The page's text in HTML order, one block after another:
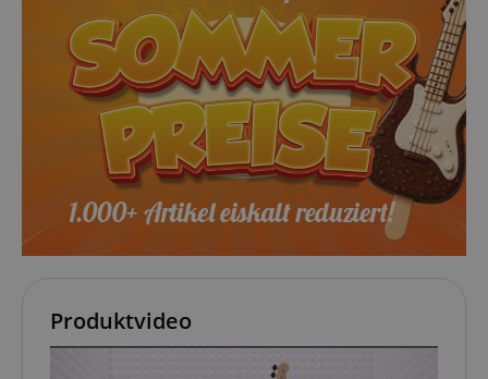
Produktvideo